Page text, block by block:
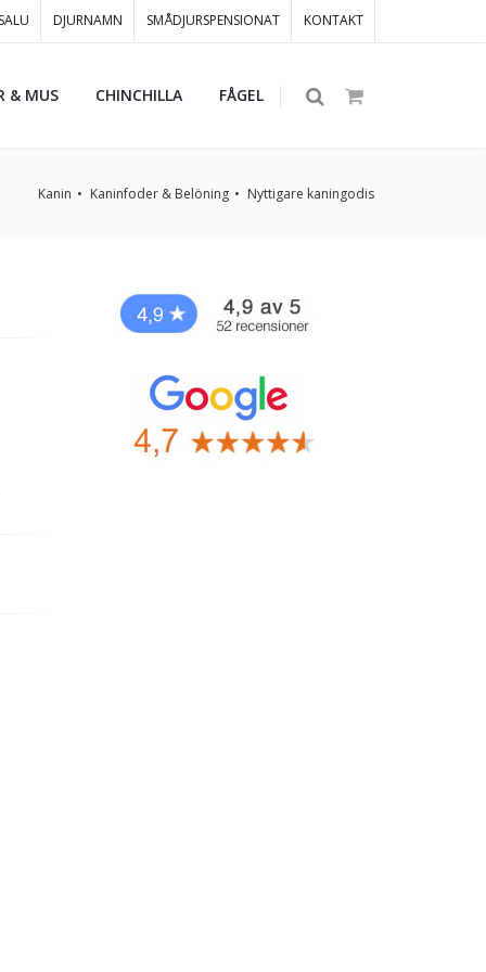
DJURNAMN SMÅDJURSPENSIONAT KONTAKT
& MUS CHINCHILLA FÅGEL
Kanin Kaninfoder & Belöning Nyttigare kaningodis